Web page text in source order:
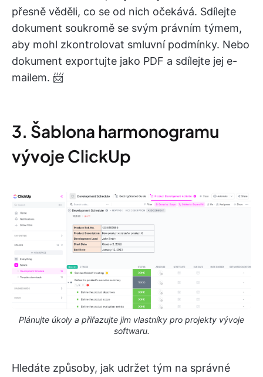
přesně věděli, co se od nich očekává. Sdílejte
dokument soukromě se svým právním týmem,
aby mohl zkontrolovat smluvní podmínky. Nebo
dokument exportujte jako PDF a sdílejte jej e-
mailem. 📨
3. Šablona harmonogramu
vývoje ClickUp
Plánujte úkoly a přiřazujte jim vlastníky pro projekty vývoje
softwaru.
Hledáte způsoby, jak udržet tým na správné